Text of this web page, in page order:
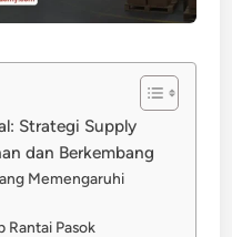
Strategi Supply
dan Berkembang
Memengaruhi
Rantai Pasok